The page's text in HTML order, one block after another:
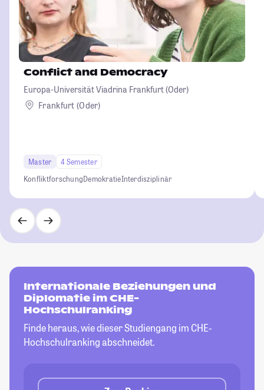
Conflict and Democracy
Europa-Universität Viadrina Frankfurt (Oder)
Frankfurt (Oder)
Master
4 Semester
KonfliktforschungDemokratieInterdisziplinär
Internationale Beziehungen und
Diplomatie im CHE-
Hochschulranking
Finde heraus, wie dieser Studiengang im CHE-
Hochschulranking abschneidet.